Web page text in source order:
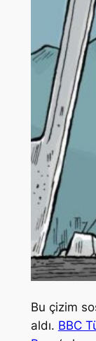
Bu çizim
aldı. BBC